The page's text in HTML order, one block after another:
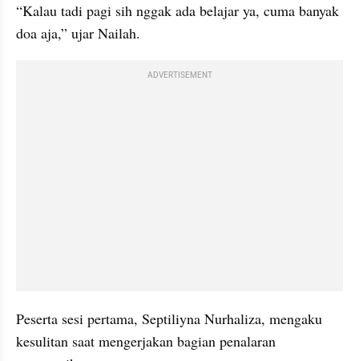
“Kalau tadi pagi sih nggak ada belajar ya, cuma banyak
doa aja,” ujar Nailah.
ADVERTISEMENT
Peserta sesi pertama, Septiliyna Nurhaliza, mengaku
kesulitan saat mengerjakan bagian penalaran